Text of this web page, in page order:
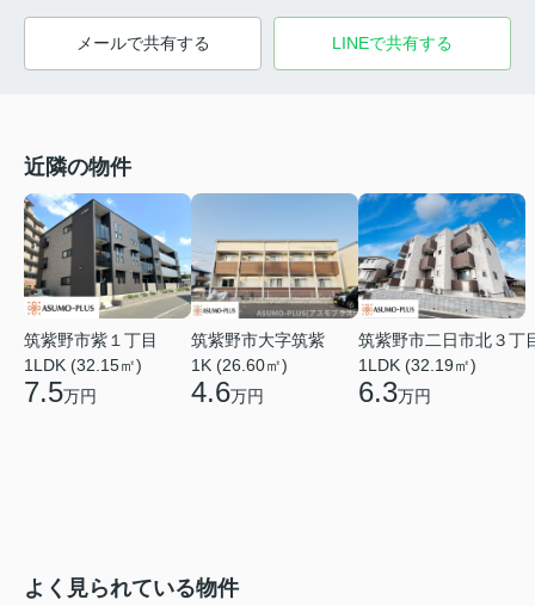
メールで共有する LINEで共有する
近隣の物件
筑紫野市紫１丁目
1LDK (32.15㎡)
7.5万円
筑紫野市大字筑紫
1K (26.60㎡)
4.6万円
筑紫野市二日市北３丁
1LDK (32.19㎡)
6.3万円
よく見られている物件